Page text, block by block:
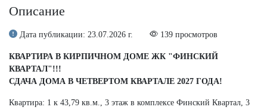
Описание
Дата публикации: 23.07.2026 г. 139 просмотров
КВАРТИРА В КИРПИЧНОМ ДОМЕ ЖК "ФИНСКИЙ
КВАРТАЛ"!!!
СДАЧА ДОМА В ЧЕТВЕРТОМ КВАРТАЛЕ 2027 ГОДА!
Квартира: 1 к 43,79 кв.м., 3 этаж в комплексе Финский Квартал, 3